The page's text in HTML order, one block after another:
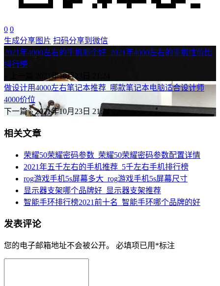
0 0
生成分享图片 扫码分享到微信
2021年4000左右的手机哪个好_2021年4000左右的手机性价比
排行榜
2021年10月23日 21:24
做设计用4000左右笔记本推荐_哪款笔记本电脑适合设计师
4000价位
下一篇 » 2021年10月23日 21:24
相关文章
荣耀50荣耀密码参数_荣耀50荣耀密码参数配置详情
2021年五千左右的手机推荐_5千左右手机排行榜
rog游戏手机5s屏幕多大_rog游戏手机5s屏幕尺寸
显示器支架哪个品牌好_显示器支架推荐
智能手环排行榜2021前十名_智能手环哪个品牌的好
发表评论
您的电子邮箱地址不会被公开。 必填项已用 *标注